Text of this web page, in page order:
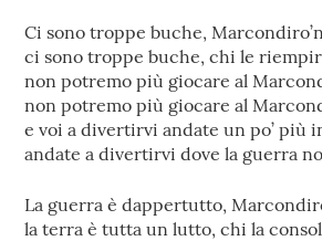
Ci sono troppe buche,
ci sono troppe buche, chi le
non potremo più giocare al
non potremo più giocare al
e voi a divertirvi andate un po’ più
andate a divertirvi dove la guerra
La guerra è dappertutto,
la terra è tutta un lutto, chi la